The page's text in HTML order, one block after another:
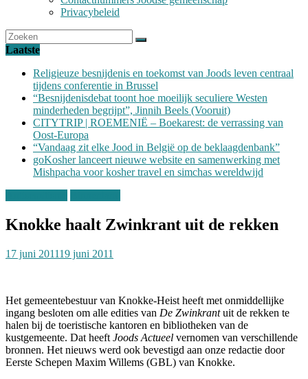
Privacybeleid
Laatste
Religieuze besnijdenis en toekomst van Joods leven centraal
tijdens conferentie in Brussel
“Besnijdenisdebat toont hoe moeilijk seculiere Westen
minderheden begrijpt”, Jinnih Beels (Vooruit)
CITYTRIP | ROEMENIË – Boekarest: de verrassing van
Oost-Europa
“Vandaag zit elke Jood in België op de beklaagdenbank”
goKosher lanceert nieuwe website en samenwerking met
Mishpacha voor kosher travel en simchas wereldwijd
Knokke haalt Zwinkrant uit de rekken
17 juni 201119 juni 2011
Het gemeentebestuur van Knokke-Heist heeft met onmiddellijke
ingang besloten om alle edities van De Zwinkrantuit de rekken te
halen bij de toeristische kantoren en bibliotheken van de
kustgemeente. Dat heeft Joods Actueel vernomen van verschillende
bronnen. Het nieuws werd ook bevestigd aan onze redactie door
Eerste Schepen Maxim Willems (GBL) van Knokke.